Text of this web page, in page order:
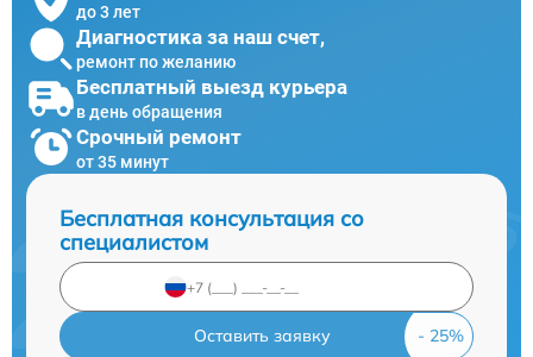
до 3 лет
Диагностика за наш счет,
ремонт по желанию
Бесплатный выезд курьера
в день обращения
Срочный ремонт
от 35 минут
Бесплатная консультация со
специалистом
Оставить заявку